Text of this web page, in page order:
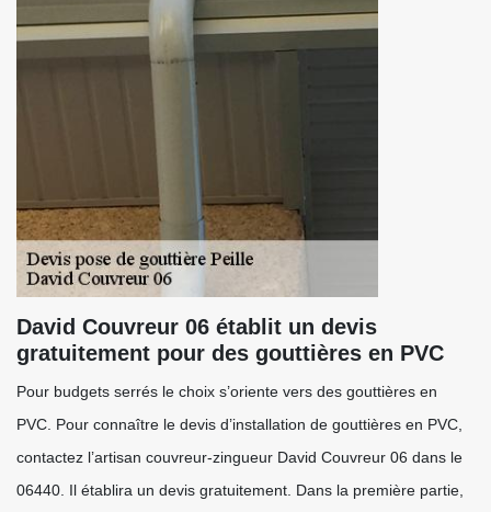
David Couvreur 06 établit un devis
gratuitement pour des gouttières en PVC
Pour budgets serrés le choix s’oriente vers des gouttières en
PVC. Pour connaître le devis d’installation de gouttières en PVC,
contactez l’artisan couvreur-zingueur David Couvreur 06 dans le
06440. Il établira un devis gratuitement. Dans la première partie,